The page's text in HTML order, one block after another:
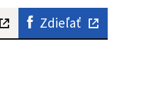
Zdieľať